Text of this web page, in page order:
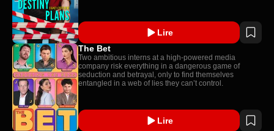
Lire
The Bet
Two ambitious interns at a high-powered media
company risk everything in a dangerous game of
seduction and betrayal, only to find themselves
entangled in a web of lies they can’t control.
Lire